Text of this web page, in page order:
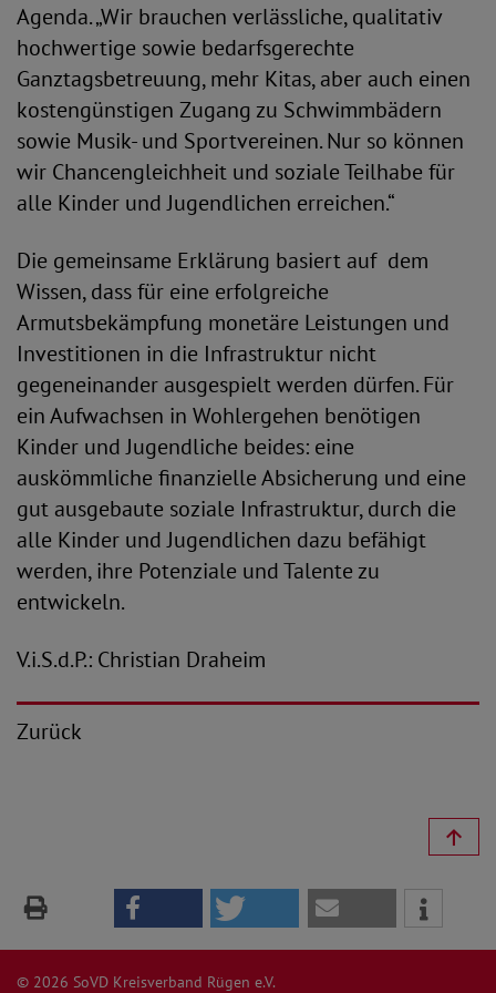
Agenda. „Wir brauchen verlässliche, qualitativ
hochwertige sowie bedarfsgerechte
Ganztagsbetreuung, mehr Kitas, aber auch einen
kostengünstigen Zugang zu Schwimmbädern
sowie Musik- und Sportvereinen. Nur so können
wir Chancengleichheit und soziale Teilhabe für
alle Kinder und Jugendlichen erreichen.“
Die gemeinsame Erklärung basiert auf dem
Wissen, dass für eine erfolgreiche
Armutsbekämpfung monetäre Leistungen und
Investitionen in die Infrastruktur nicht
gegeneinander ausgespielt werden dürfen. Für
ein Aufwachsen in Wohlergehen benötigen
Kinder und Jugendliche beides: eine
auskömmliche finanzielle Absicherung und eine
gut ausgebaute soziale Infrastruktur, durch die
alle Kinder und Jugendlichen dazu befähigt
werden, ihre Potenziale und Talente zu
entwickeln.
V.i.S.d.P.: Christian Draheim
Zurück
© 2026 SoVD Kreisverband Rügen e.V.